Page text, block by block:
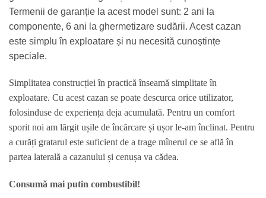
Termenii de garanție la acest model sunt: 2 ani la
componente, 6 ani la ghermetizare sudării. Acest cazan
este simplu în exploatare și nu necesită cunoștințe
speciale.
Simplitatea construcției în practică înseamă simplitate în
exploatare. Cu acest cazan se poate descurca orice utilizator,
folosinduse de experiența deja acumulată. Pentru un comfort
sporit noi am lărgit ușile de încărcare și ușor le-am înclinat. Pentru
a curăți gratarul este suficient de a trage mînerul ce se află în
partea laterală a cazanului și cenușa va cădea.
Consumă mai putin combustibil!